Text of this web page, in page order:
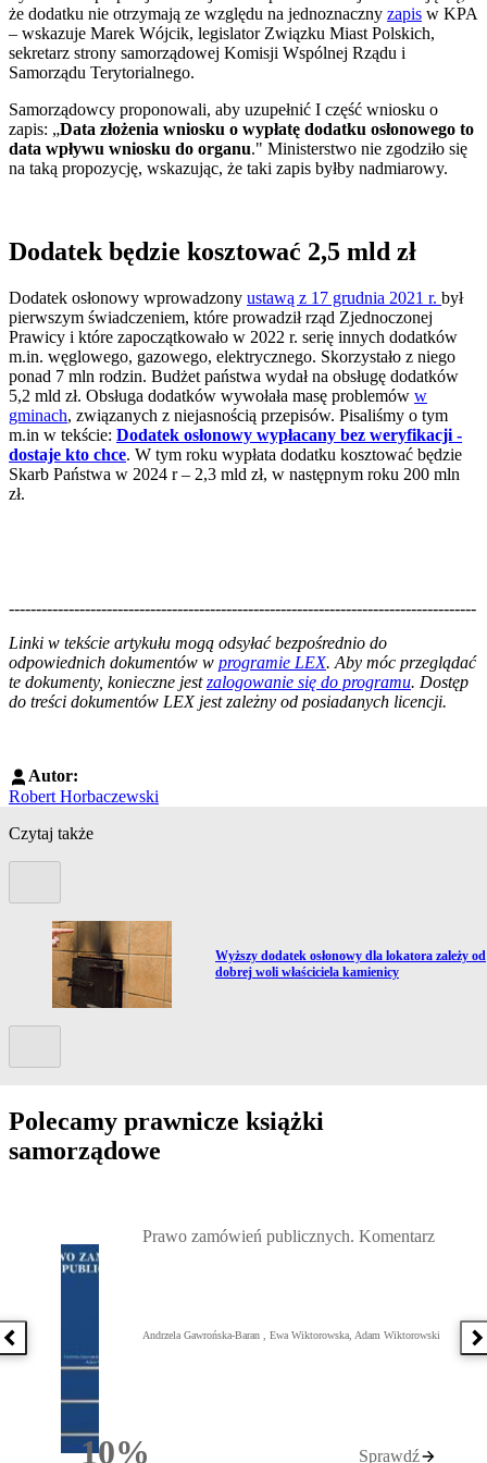
że dodatku nie otrzymają ze względu na jednoznaczny zapis w KPA
– wskazuje Marek Wójcik, legislator Związku Miast Polskich,
sekretarz strony samorządowej Komisji Wspólnej Rządu i
Samorządu Terytorialnego.
Samorządowcy proponowali, aby uzupełnić I część wniosku o
zapis: „Data złożenia wniosku o wypłatę dodatku osłonowego to
data wpływu wniosku do organu." Ministerstwo nie zgodziło się
na taką propozycję, wskazując, że taki zapis byłby nadmiarowy.
Dodatek będzie kosztować 2,5 mld zł
Dodatek osłonowy wprowadzony ustawą z 17 grudnia 2021 r. był
pierwszym świadczeniem, które prowadził rząd Zjednoczonej
Prawicy i które zapoczątkowało w 2022 r. serię innych dodatków
m.in. węglowego, gazowego, elektrycznego. Skorzystało z niego
ponad 7 mln rodzin. Budżet państwa wydał na obsługę dodatków
5,2 mld zł. Obsługa dodatków wywołała masę problemów w
gminach, związanych z niejasnością przepisów. Pisaliśmy o tym
m.in w tekście: Dodatek osłonowy wypłacany bez weryfikacji -
dostaje kto chce. W tym roku wypłata dodatku kosztować będzie
Skarb Państwa w 2024 r – 2,3 mld zł, w następnym roku 200 mln
zł.
--------------------------------------------------------------------------------------
Linki w tekście artykułu mogą odsyłać bezpośrednio do
odpowiednich dokumentów w programie LEX. Aby móc przeglądać
te dokumenty, konieczne jestzalogowanie się do programu. Dostęp
do treści dokumentów LEX jest zależny od posiadanych licencji.
Autor:
Robert Horbaczewski
Czytaj także
Przejdź do artykułu:
Wyższy dodatek osłonowy dla lokatora zależy od
dobrej woli właściciela kamienicy
Polecamy prawnicze książki
samorządowe
Poprzednia książka
10%
Prawo zamówień publicznych. Komentarz
Andrzela Gawrońska-Baran , Ewa Wiktorowska, Adam Wiktorowski
Sprawdź